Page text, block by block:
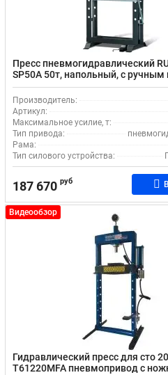
Пресс пневмогидравлический
SP50A 50т, напольный, с ручным
пневмоприводом, ходом штока
Производитель:
Артикул:
Максимальное усилие, т:
Тип привода:
Рама:
Тип силового устройства:
187 670 руб
Видеообзор
Гидравлический пресс для сто
T61220MFA пневмопривод с